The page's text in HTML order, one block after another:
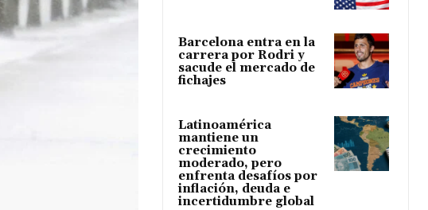
Barcelona entra en la
carrera por Rodri y
sacude el mercado de
fichajes
Latinoamérica
mantiene un
crecimiento
moderado, pero
enfrenta desafíos por
inflación, deuda e
incertidumbre global